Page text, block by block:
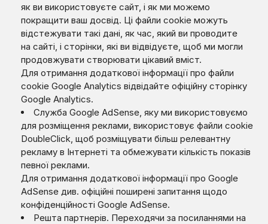
як ви використовуєте сайт, і як ми можемо
покращити ваш досвід. Ці файли cookie можуть
відстежувати такі дані, як час, який ви проводите
на сайті, і сторінки, які ви відвідуєте, щоб ми могли
продовжувати створювати цікавий вміст.
Для отримання додаткової інформації про файли
cookie Google Analytics відвідайте офіційну сторінку
Google Analytics.
Служба Google AdSense, яку ми використовуємо
для розміщення реклами, використовує файли cookie
DoubleClick, щоб розміщувати більш релевантну
рекламу в Інтернеті та обмежувати кількість показів
певної реклами.
Для отримання додаткової інформації про Google
AdSense див. офіційні поширені запитання щодо
конфіденційності Google AdSense.
Решта партнерів. Переходячи за посиланнями на